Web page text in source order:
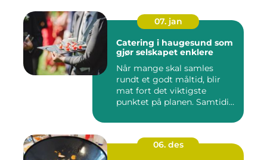
07. jan
Catering i haugesund som
gjør selskapet enklere
Når mange skal samles
rundt et godt måltid, blir
mat fort det viktigste
punktet på planen. Samtidig
06. des